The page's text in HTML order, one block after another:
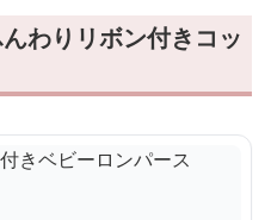
わりリボン付きコッ